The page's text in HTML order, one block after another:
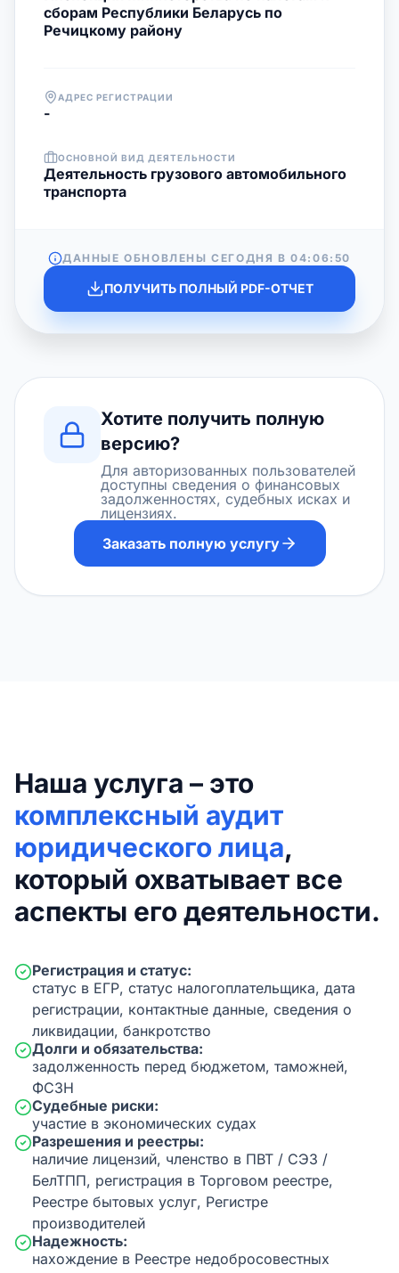
сборам Республики Беларусь по
Речицкому району
АДРЕС РЕГИСТРАЦИИ
-
ОСНОВНОЙ ВИД ДЕЯТЕЛЬНОСТИ
Деятельность грузового автомобильного
транспорта
ДАННЫЕ ОБНОВЛЕНЫ СЕГОДНЯ В04:06:50
ПОЛУЧИТЬ ПОЛНЫЙ PDF-ОТЧЕТ
Хотите получить полную
версию?
Для авторизованных пользователей
доступны сведения о финансовых
задолженностях, судебных исках и
лицензиях.
Заказать полную услугу
Наша услуга – это
комплексный аудит
юридического лица,
который охватывает все
аспекты его деятельности.
Регистрация и статус:
статус в ЕГР, статус налогоплательщика, дата
регистрации, контактные данные, сведения о
ликвидации, банкротство
Долги и обязательства:
задолженность перед бюджетом, таможней,
ФСЗН
Судебные риски:
участие в экономических судах
Разрешения и реестры:
наличие лицензий, членство в ПВТ / СЭЗ /
БелТПП, регистрация в Торговом реестре,
Реестре бытовых услуг, Регистре
производителей
Надежность:
нахождение в Реестре недобросовестных